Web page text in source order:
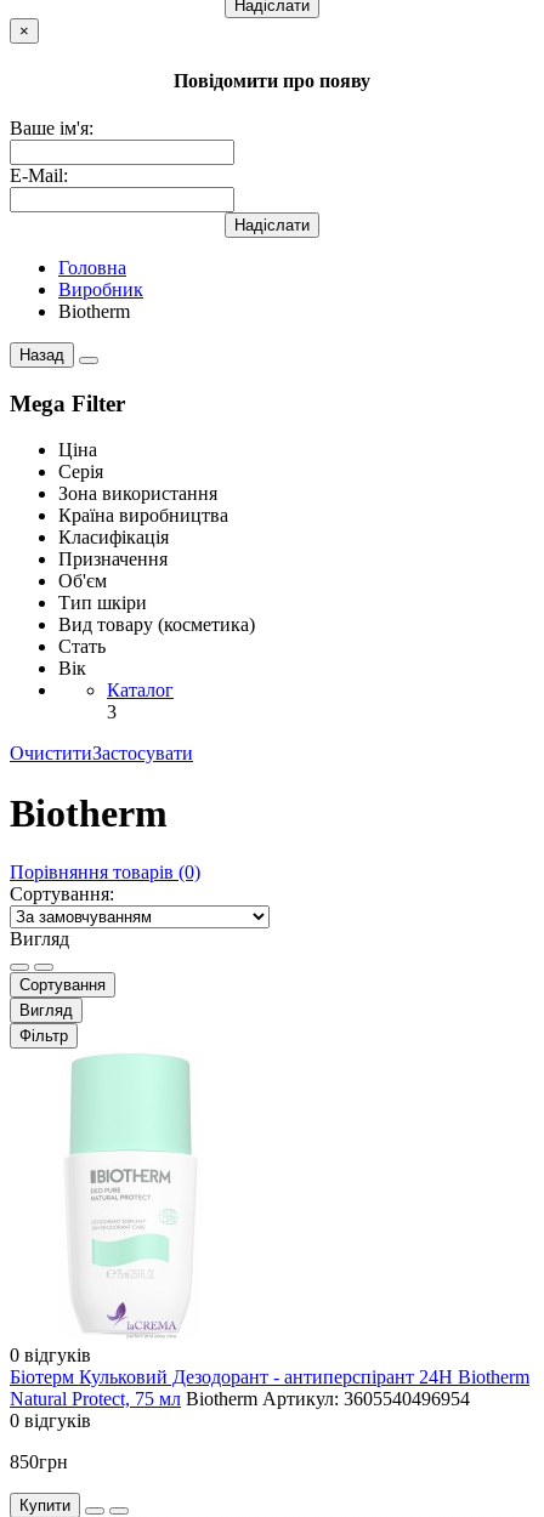
Надіслати
×
Повідомити про появу
Ваше ім'я:
E-Mail:
Надіслати
Головна
Виробник
Biotherm
Назад
Mega Filter
Ціна
Серія
Зона використання
Країна виробництва
Класифікація
Призначення
Об'єм
Тип шкіри
Вид товару (косметика)
Стать
Вік
Каталог
3
ОчиститиЗастосувати
Biotherm
Порівняння товарів (0)
Сортування:
Вигляд
Сортування
Вигляд
Фільтр
0 відгуків
Біотерм Кульковий Дезодорант - антиперспірант 24Н Biotherm
Natural Protect, 75 мл Biotherm Артикул: 3605540496954
0 відгуків
850грн
Купити